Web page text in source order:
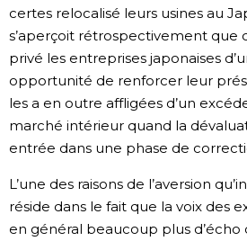
certes relocalisé leurs usines au
s’aperçoit rétrospectivement que
privé les entreprises japonaises
opportunité de renforcer leur
les a en outre affligées d’un
marché intérieur quand la
entrée dans une phase de
L’une des raisons de l’aversion
réside dans le fait que la voix des
en général beaucoup plus d’écho